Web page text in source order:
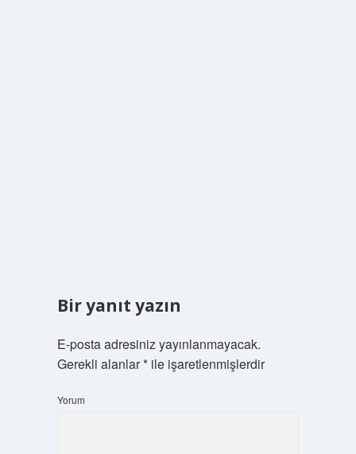
Bir yanıt yazın
E-posta adresiniz yayınlanmayacak.
Gerekli alanlar*ile işaretlenmişlerdir
Yorum